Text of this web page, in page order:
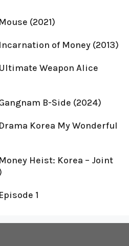
(2021)
of Money (2013)
Weapon Alice
B-Side (2024)
Korea My Wonderful
Heist: Korea – Joint
1